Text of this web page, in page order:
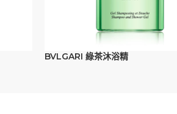
BVLGARI 綠茶沐浴精